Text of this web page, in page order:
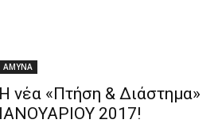
ΑΜΥΝΑ
Η νέα «Πτήση & Διάστημα»
ΙΑΝΟΥΑΡΙΟΥ 2017!